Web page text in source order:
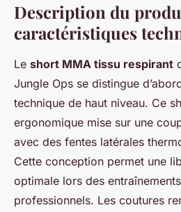
Description du
caractéristiques
Le short MMA tissu respirant
Jungle Ops se distingue
technique de haut niveau. Ce
ergonomique mise sur une
avec des fentes latérales
Cette conception permet une
optimale lors des
professionnels. Les coutures